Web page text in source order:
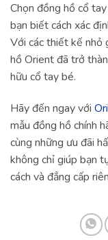
Chọn đồng hồ cổ
bạn biết cách xác
Với các thiết kế nhỏ
hồ Orient đã trở
hữu cổ tay bé.
Hãy đến ngay với
mẫu đồng hồ chính
cùng những ưu đãi
không chỉ giúp bạn
cách và đẳng cấp